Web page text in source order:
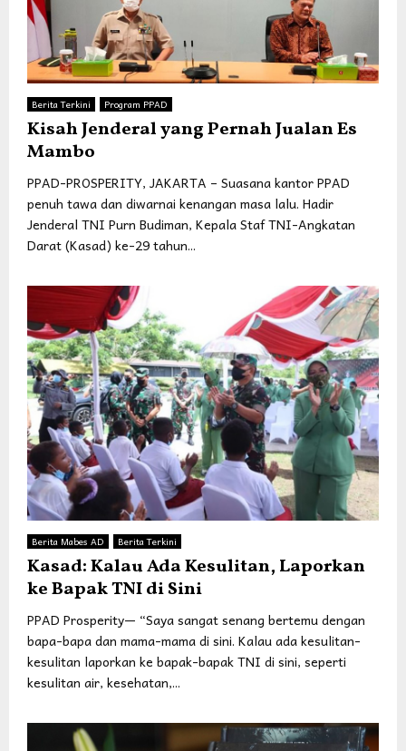
Berita Terkini Program PPAD
Kisah Jenderal yang Pernah Jualan Es
Mambo
PPAD-PROSPERITY, JAKARTA – Suasana kantor PPAD
penuh tawa dan diwarnai kenangan masa lalu. Hadir
Jenderal TNI Purn Budiman, Kepala Staf TNI-Angkatan
Darat (Kasad) ke-29 tahun...
Berita Mabes AD Berita Terkini
Kasad: Kalau Ada Kesulitan, Laporkan
ke Bapak TNI di Sini
PPAD Prosperity— “Saya sangat senang bertemu dengan
bapa-bapa dan mama-mama di sini. Kalau ada kesulitan-
kesulitan laporkan ke bapak-bapak TNI di sini, seperti
kesulitan air, kesehatan,...